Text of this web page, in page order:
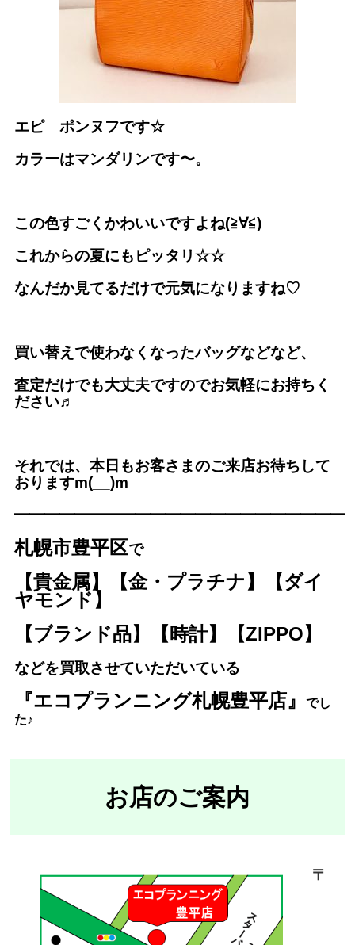
エピ ポンヌフです☆
カラーはマンダリンです〜。
この色すごくかわいいですよね(≧∀≦)
これからの夏にもピッタリ☆☆
なんだか見てるだけで元気になりますね♡
買い替えで使わなくなったバッグなどなど、
査定だけでも大丈夫ですのでお気軽にお持ちく
ださい♬
それでは、本日もお客さまのご来店お待ちして
おりますm(__)m
━━━━━━━━━━━━━
札幌市豊平区で
【貴金属】【金・プラチナ】【ダイ
ヤモンド】
【ブランド品】【時計】【ZIPPO】
などを買取させていただいている
『エコプランニング札幌豊平店』でし
た♪
お店のご案内
〒